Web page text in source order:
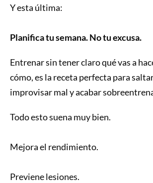
Y esta última:
Planifica tu semana. No tu excusa.
Entrenar sin tener claro qué vas a
cómo, es la receta perfecta para
improvisar mal y acabar
Todo esto suena muy bien.
Mejora el rendimiento.
Previene lesiones.